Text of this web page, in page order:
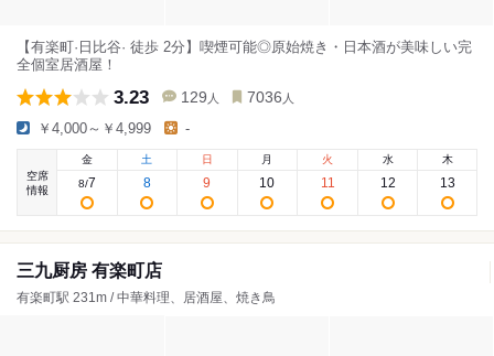
【有楽町·日比谷· 徒歩 2分】喫煙可能◎原始焼き・日本酒が美味しい完
全個室居酒屋！
3.23 129 人 7036 人
￥4,000～￥4,999 -
空席
情報
金
8/7
土
8
日
9
月
10
火
11
水
12
木
13
三九厨房 有楽町店
有楽町駅 231m / 中華料理、居酒屋、焼き鳥